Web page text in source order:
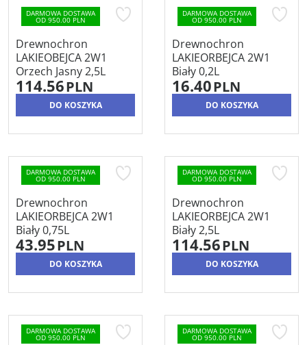
DARMOWA DOSTAWA
OD 950.00 PLN
Drewnochron
LAKIEOBEJCA 2W1
Orzech Jasny 2,5L
114.56PLN
DO KOSZYKA
DARMOWA DOSTAWA
OD 950.00 PLN
Drewnochron
LAKIEORBEJCA 2W1
Biały 0,2L
16.40PLN
DO KOSZYKA
DARMOWA DOSTAWA
OD 950.00 PLN
Drewnochron
LAKIEORBEJCA 2W1
Biały 0,75L
43.95PLN
DO KOSZYKA
DARMOWA DOSTAWA
OD 950.00 PLN
Drewnochron
LAKIEORBEJCA 2W1
Biały 2,5L
114.56PLN
DO KOSZYKA
DARMOWA DOSTAWA
OD 950.00 PLN
DARMOWA DOSTAWA
OD 950.00 PLN